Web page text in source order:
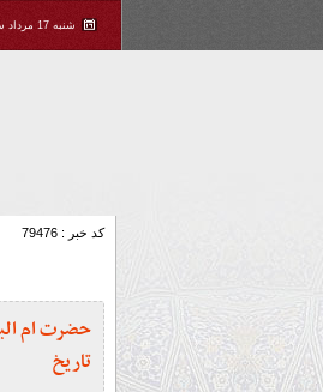
شنبه 17 مرداد سال 1405
کد خبر : 79476
حضرت ام
تاریخ